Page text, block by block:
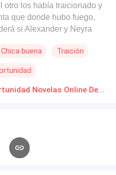
otro los había traicionado y
que donde hubo fuego,
si Alexander y Neyra
cada uno seguirá
Chica buena Traición
Mi Mujer -Una Segunda Oportunidad Novelas Online Descarga gratuita de PDF